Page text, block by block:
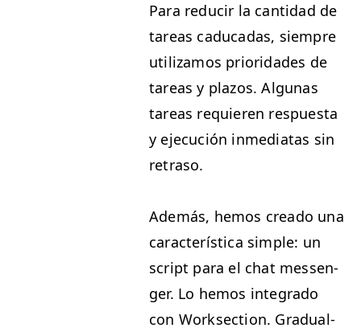
Para reducir la can­ti­dad de
tar­eas cad­u­cadas, siem­pre
uti­lizamos pri­or­i­dades de
tar­eas y pla­zos. Algu­nas
tar­eas requieren respues­ta
y eje­cu­ción inmedi­atas sin
retraso.
Además, hemos crea­do una
car­ac­terís­ti­ca sim­ple: un
script para el chat mes­sen­
ger. Lo hemos inte­gra­do
con Work­sec­tion. Grad­ual­